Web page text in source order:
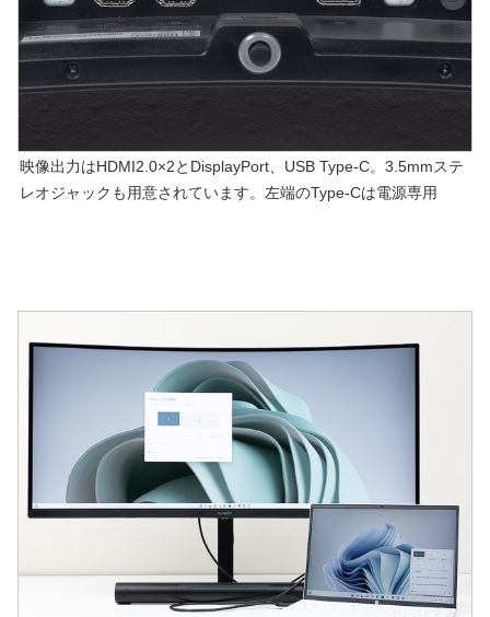
映像出力はHDMI2.0×2とDisplayPort、USB Type-C。3.5mmステ
レオジャックも用意されています。左端のType-Cは電源専用